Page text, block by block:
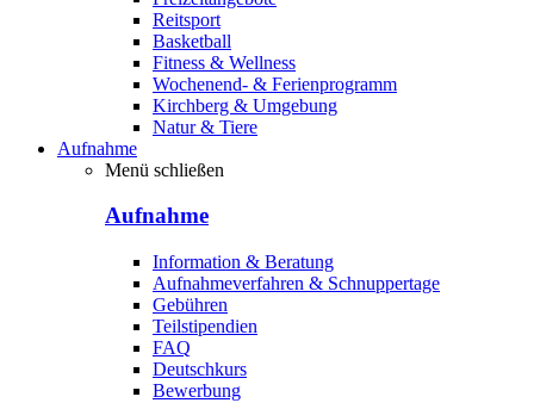
Reitsport
Basketball
Fitness & Wellness
Wochenend- & Ferienprogramm
Kirchberg & Umgebung
Natur & Tiere
Aufnahme
Menü schließen
Aufnahme
Information & Beratung
Aufnahmeverfahren & Schnuppertage
Gebühren
Teilstipendien
FAQ
Deutschkurs
Bewerbung